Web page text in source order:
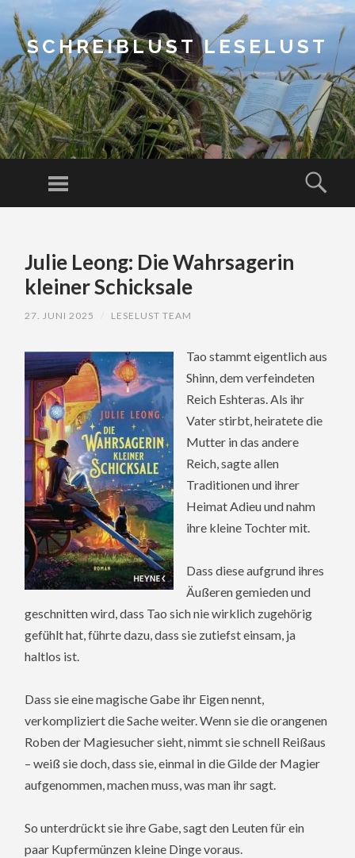
SCHREIBLUST LESELUST
Menu
CONTENT
Julie Leong: Die Wahrsagerin
kleiner Schicksale
27. JUNI 2025 LESELUST TEAM
Tao stammt eigentlich aus
Shinn, dem verfeindeten
Reich Eshteras. Als ihr
Vater stirbt, heiratete die
Mutter in das andere
Reich, sagte allen
Traditionen und ihrer
Heimat Adieu und nahm
ihre kleine Tochter mit.
Dass diese aufgrund ihres
Äußeren gemieden und
geschnitten wird, dass Tao sich nie wirklich zugehörig
gefühlt hat, führte dazu, dass sie zutiefst einsam, ja
haltlos ist.
Dass sie eine magische Gabe ihr Eigen nennt,
verkompliziert die Sache weiter. Wenn sie die orangenen
Roben der Magiesucher sieht, nimmt sie schnell Reißaus
– weiß sie doch, dass sie, einmal in die Gilde der Magier
aufgenommen, machen muss, was man ihr sagt.
So unterdrückt sie ihre Gabe, sagt den Leuten für ein
paar Kupfermünzen kleine Dinge voraus.